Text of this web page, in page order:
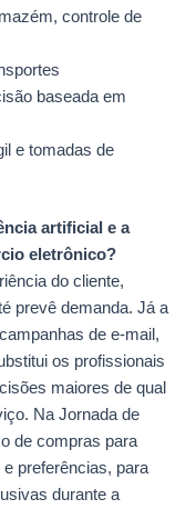
controle de
baseada em
e tomadas de
artificial e a
eletrônico?
do cliente,
prevê demanda. Já a
de e-mail,
os profissionais
maiores de qual
Na Jornada de
de compras para
preferências, para
durante a